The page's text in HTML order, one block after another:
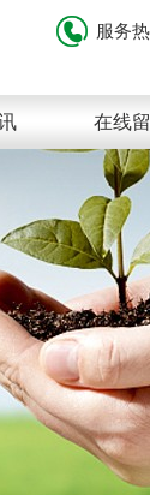
服务
在线